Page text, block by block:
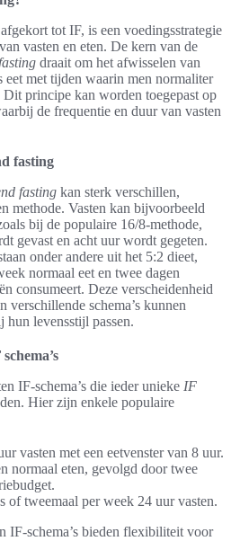
tot IF, is een voedingsstrategie
vasten en eten. De kern van de
draait om het afwisselen van
eet met tijden waarin men normaliter
principe kan worden toegepast op
de frequentie en duur van vasten
fasting
fasting kan sterk verschillen,
methode. Vasten kan bijvoorbeeld
bij de populaire 16/8-methode,
gevast en acht uur wordt gegeten.
onder andere uit het 5:2 dieet,
normaal eet en twee dagen
consumeert. Deze verscheidenheid
schema’s kunnen
hun levensstijl passen.
IF-schema’s die ieder unieke IF
Hier zijn enkele populaire
vasten met een eetvenster van 8 uur.
normaal eten, gevolgd door twee
of tweemaal per week 24 uur vasten.
IF-schema’s bieden flexibiliteit voor